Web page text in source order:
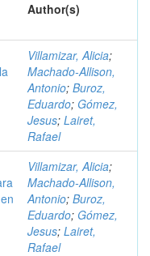
Author(s)
Villamizar, Alicia;
Machado-Allison,
Antonio; Buroz,
Eduardo; Gómez,
Jesus; Lairet,
Rafael
Villamizar, Alicia;
Machado-Allison,
Antonio; Buroz,
Eduardo; Gómez,
Jesus; Lairet,
Rafael